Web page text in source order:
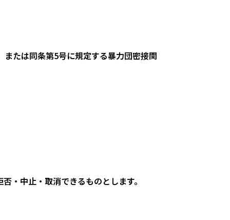
たは同条第5号に規定する暴力団密接関
・中止・取消できるものとします。